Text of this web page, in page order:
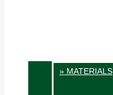
» MATERIALS